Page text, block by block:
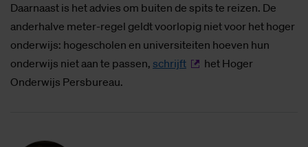
Daarnaast is het advies om buiten de spits te reizen. De
anderhalve meter-regel geldt voorlopig niet voor het hoger
onderwijs: hogescholen en universiteiten hoeven hun
onderwijs niet aan te passen, schrijft
het Hoger
Onderwijs Persbureau.